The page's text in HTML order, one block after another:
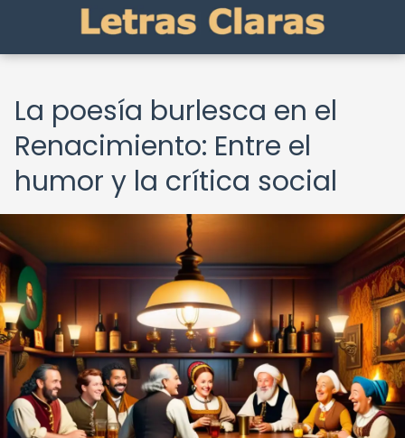
La poesía burlesca en el
Renacimiento: Entre el
humor y la crítica social